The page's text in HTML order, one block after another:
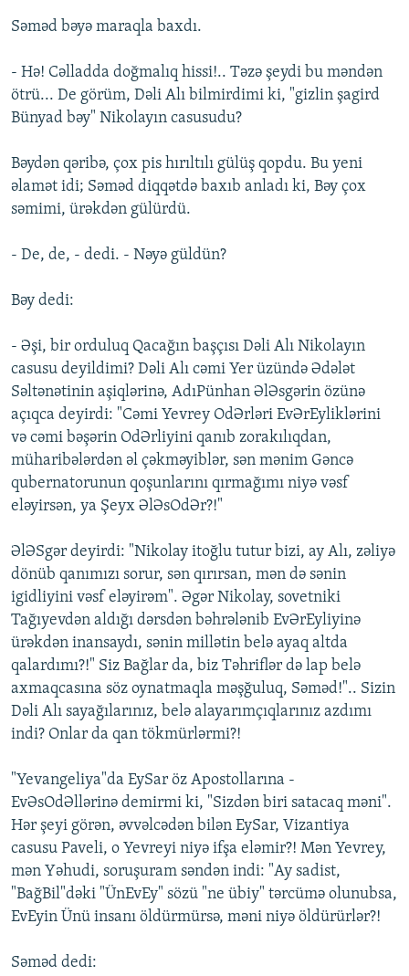
Səməd bəyə maraqla baxdı.
- Hə! Cəlladda doğmalıq hissi!.. Təzə şeydi bu məndən
ötrü... De görüm, Dəli Alı bilmirdimi ki, "gizlin şagird
Bünyad bəy" Nikolayın casusudu?
Bəydən qəribə, çox pis hırıltılı gülüş qopdu. Bu yeni
əlamət idi; Səməd diqqətdə baxıb anladı ki, Bəy çox
səmimi, ürəkdən gülürdü.
- De, de, - dedi. - Nəyə güldün?
Bəy dedi:
- Əşi, bir orduluq Qacağın başçısı Dəli Alı Nikolayın
casusu deyildimi? Dəli Alı cəmi Yer üzündə Ədələt
Səltənətinin aşiqlərinə, AdıPünhan ƏlƏsgərin özünə
açıqca deyirdi: "Cəmi Yevrey OdƏrləri EvƏrEyliklərini
və cəmi bəşərin OdƏrliyini qanıb zorakılıqdan,
müharibələrdən əl çəkməyiblər, sən mənim Gəncə
qubernatorunun qoşunlarını qırmağımı niyə vəsf
eləyirsən, ya Şeyx ƏlƏsOdƏr?!"
ƏlƏSgər deyirdi: "Nikolay itoğlu tutur bizi, ay Alı, zəliyə
dönüb qanımızı sorur, sən qırırsan, mən də sənin
igidliyini vəsf eləyirəm". Əgər Nikolay, sovetniki
Tağıyevdən aldığı dərsdən bəhrələnib EvƏrEyliyinə
ürəkdən inansaydı, sənin millətin belə ayaq altda
qalardımı?!" Siz Bağlar da, biz Təhriflər də lap belə
axmaqcasına söz oynatmaqla məşğuluq, Səməd!".. Sizin
Dəli Alı sayağılarınız, belə alayarımçıqlarınız azdımı
indi? Onlar da qan tökmürlərmi?!
"Yevangeliya"da EySar öz Apostollarına -
EvƏsOdƏllərinə demirmi ki, "Sizdən biri satacaq məni".
Hər şeyi görən, əvvəlcədən bilən EySar, Vizantiya
casusu Paveli, o Yevreyi niyə ifşa eləmir?! Mən Yevrey,
mən Yəhudi, soruşuram səndən indi: "Ay sadist,
"BağBil"dəki "ÜnEvEy" sözü "ne übiy" tərcümə olunubsa,
EvEyin Ünü insanı öldürmürsə, məni niyə öldürürlər?!
Səməd dedi: